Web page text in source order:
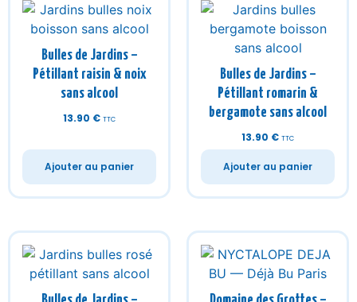
Bulles de Jardins –
Pétillant raisin & noix
sans alcool
13.90 € TTC
Ajouter au panier
Bulles de Jardins –
Pétillant romarin &
bergamote sans alcool
13.90 € TTC
Ajouter au panier